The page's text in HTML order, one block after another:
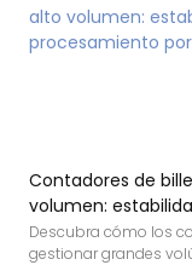
Contadores de
volumen:
procesamiento
Descubra cómo los
gestionar grandes